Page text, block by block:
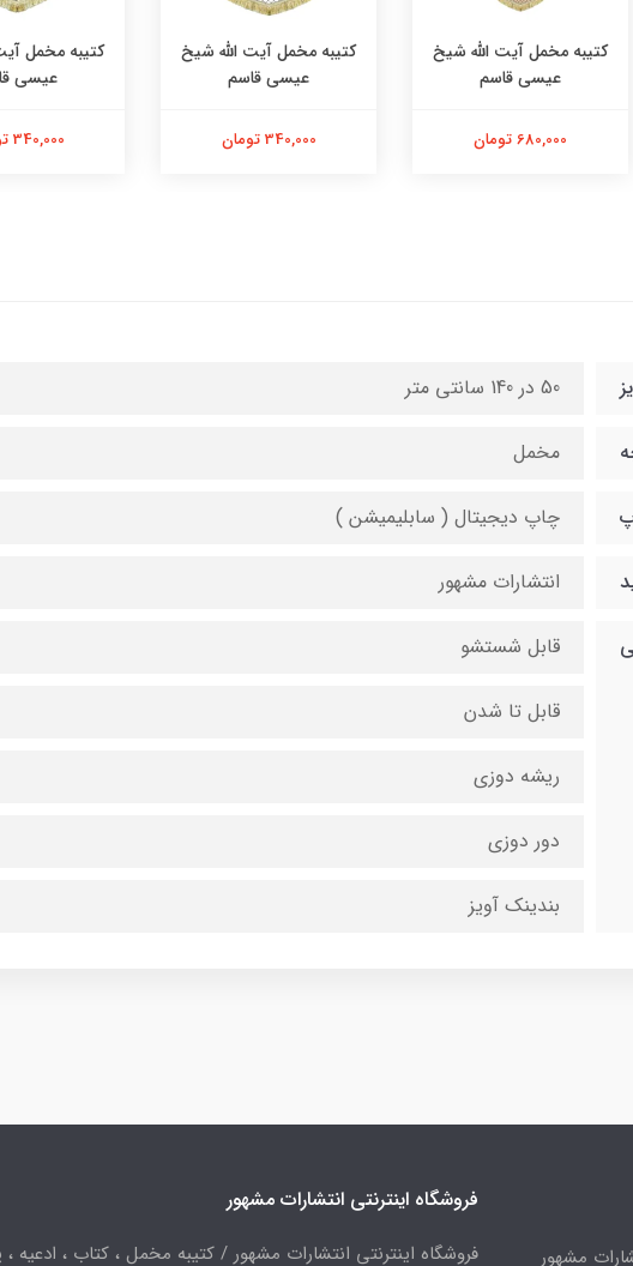
کتیبه مخمل آیت الله شیخ
عیسی قاسم
680,000 تومان
کتیبه مخمل آیت الله شیخ
عیسی قاسم
340,000 تومان
کتیبه مخمل
عیسی
340,000 تومان
50 در 140 سانتی متر
مخمل
چاپ دیجیتال ( سابلیمیشن )
انتشارات مشهور
قابل شستشو
قابل تا شدن
ریشه دوزی
دور دوزی
بندینک آویز
مشهور
فروشگاه اینترنتی انتشارات مشهور
فروشگاه اینترنتی انتشارات مشهور / کتیبه مخمل ، کتاب ، ادعیه ،